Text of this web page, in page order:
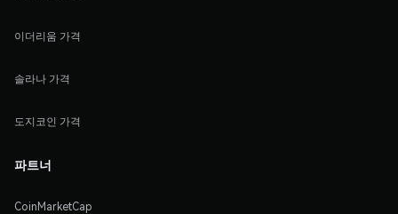
이더리움 가격
솔라나 가격
도지코인 가격
파트너
CoinMarketCap